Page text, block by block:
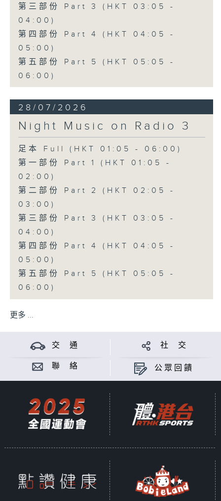
第三部份 Part 3 (HKT 03:05 -
04:00)
第四部份 Part 4 (HKT 04:05 -
05:00)
第五部份 Part 5 (HKT 05:05 -
06:00)
28/07/2026
Night Music on Radio 3
足本 Full (HKT 01:05 - 06:00)
第一部份 Part 1 (HKT 01:05 -
02:00)
第二部份 Part 2 (HKT 02:05 -
03:00)
第三部份 Part 3 (HKT 03:05 -
04:00)
第四部份 Part 4 (HKT 04:05 -
05:00)
第五部份 Part 5 (HKT 05:05 -
06:00)
更多 ...
交 通 社 交
聯 絡 公眾回饋